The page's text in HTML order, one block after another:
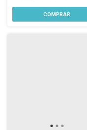
COMPRAR